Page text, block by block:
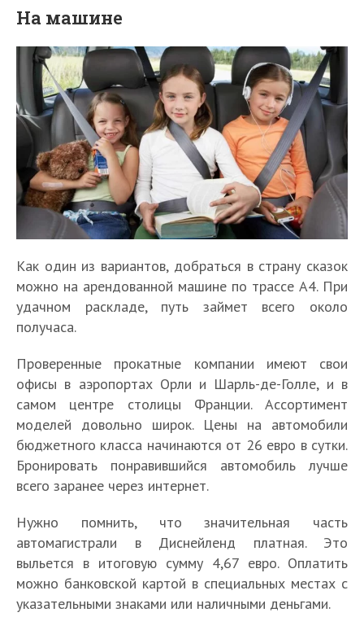
На машине
Как один из вариантов, добраться в страну сказок
можно на арендованной машине по трассе А4. При
удачном раскладе, путь займет всего около
получаса.
Проверенные прокатные компании имеют свои
офисы в аэропортах Орли и Шарль-де-Голле, и в
самом центре столицы Франции. Ассортимент
моделей довольно широк. Цены на автомобили
бюджетного класса начинаются от 26 евро в сутки.
Бронировать понравившийся автомобиль лучше
всего заранее через интернет.
Нужно помнить, что значительная часть
автомагистрали в Диснейленд платная. Это
выльется в итоговую сумму 4,67 евро. Оплатить
можно банковской картой в специальных местах с
указательными знаками или наличными деньгами.